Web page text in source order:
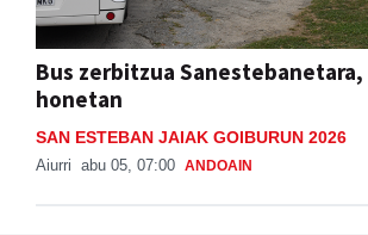
Bus zerbitzua
honetan
SAN ESTEBAN JAIAK GOIBURUN 2026
Aiurri abu 05, 07:00 ANDOAIN